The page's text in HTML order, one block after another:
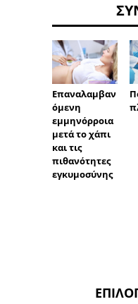
Επαναλαμβαν
όμενη
εμμηνόρροια
μετά το χάπι
και τις
πιθανότητες
εγκυμοσύνης